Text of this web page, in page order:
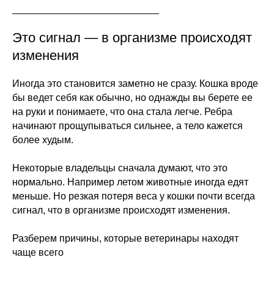
Это сигнал — в организме происходят
изменения
Иногда это становится заметно не сразу. Кошка вроде
бы ведет себя как обычно, но однажды вы берете ее
на руки и понимаете, что она стала легче. Ребра
начинают прощупываться сильнее, а тело кажется
более худым.
Некоторые владельцы сначала думают, что это
нормально. Например летом животные иногда едят
меньше. Но резкая потеря веса у кошки почти всегда
сигнал, что в организме происходят изменения.
Разберем причины, которые ветеринары находят
чаще всего